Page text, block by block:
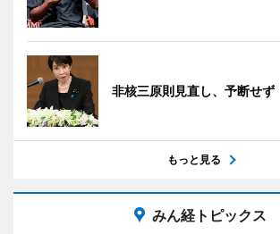
非核三原則見直し、予断せず
もっと見る
みん経トピックス